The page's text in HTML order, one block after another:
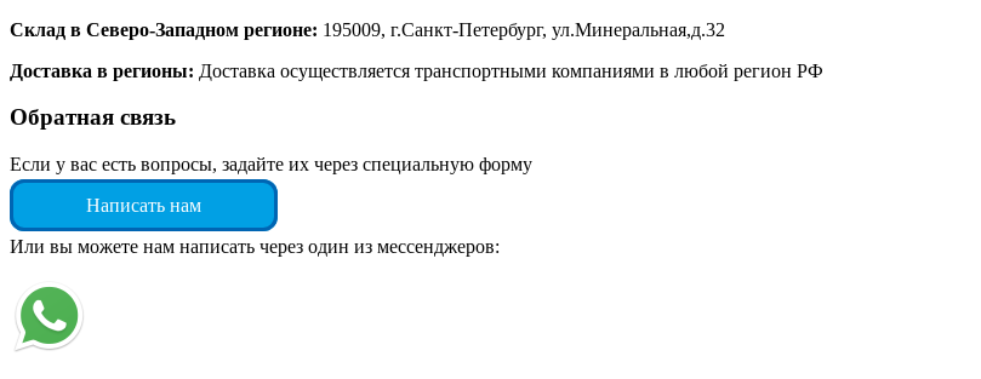
Склад в Северо-Западном регионе: 195009, г.Санкт-Петербург, ул.Минеральная,д.32
Доставка в регионы: Доставка осуществляется транспортными компаниями в любой регион РФ
Обратная связь
Если у вас есть вопросы, задайте их через специальную форму
Написать нам
Или вы можете нам написать через один из мессенджеров: